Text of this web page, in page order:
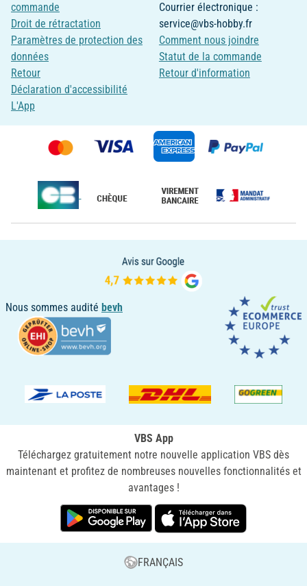
commande
Droit de rétractation
Paramètres de protection des
données
Retour
Déclaration d'accessibilité
L'App
Courrier électronique :
service@vbs-hobby.fr
Comment nous joindre
Statut de la commande
Retour d'information
Nous sommes audité bevh
VBS App
Téléchargez gratuitement notre nouvelle application VBS dès
maintenant et profitez de nombreuses nouvelles fonctionnalités et
avantages !
FRANÇAIS